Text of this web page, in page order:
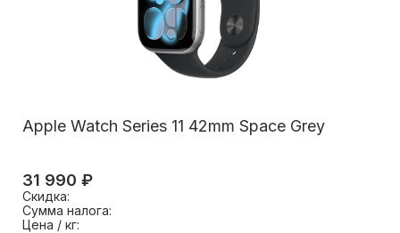
Apple Watch Series 11 42mm Space Grey
31 990 ₽
Скидка:
Сумма налога:
Цена / кг: